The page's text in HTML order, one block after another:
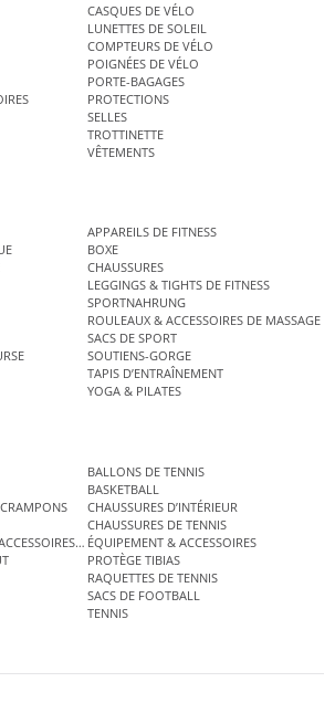
CASQUES DE VÉLO
LUNETTES DE SOLEIL
COMPTEURS DE VÉLO
POIGNÉES DE VÉLO
PORTE-BAGAGES
PROTECTIONS
SELLES
TROTTINETTE
VÊTEMENTS
APPAREILS DE FITNESS
BOXE
CHAUSSURES
LEGGINGS & TIGHTS DE FITNESS
SPORTNAHRUNG
ROULEAUX & ACCESSOIRES DE MASSAGE
SACS DE SPORT
SOUTIENS-GORGE
TAPIS D’ENTRAÎNEMENT
YOGA & PILATES
BALLONS DE TENNIS
BASKETBALL
CHAUSSURES D’INTÉRIEUR
CHAUSSURES DE TENNIS
DE TENNIS
ÉQUIPEMENT & ACCESSOIRES
PROTÈGE TIBIAS
RAQUETTES DE TENNIS
SACS DE FOOTBALL
TENNIS